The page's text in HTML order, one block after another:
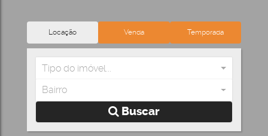
Locação Venda Temporada
Tipo do imóvel...
Bairro
Buscar